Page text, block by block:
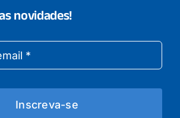
novidades!
Inscreva-se